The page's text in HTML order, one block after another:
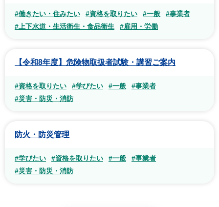
#働きたい・住みたい #資格を取りたい #一般
#事業者
#上下水道・生活衛生・食品衛生
#雇用・労働
【令和8年度】危険物取扱者試験・講習ご案内
#資格を取りたい #学びたい #一般
#事業者
#災害・防災・消防
防火・防災管理
#学びたい #資格を取りたい #一般
#事業者
#災害・防災・消防